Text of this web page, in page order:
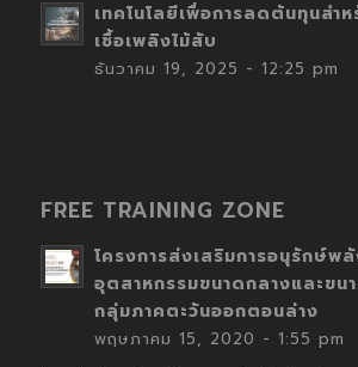
เทคโนโลยีเพื่อการลดต้นทุนสำห
เชื้อเพลิงไม้สับ
ธันวาคม 19, 2025 - 12:25 pm
FREE TRAINING ZONE
โครงการส่งเสริมการอนุรักษ์พลั
อุตสาหกรรมขนาดกลางและขน
กลุ่มภาคตะวันออกตอนล่าง
พฤษภาคม 15, 2020 - 1:55 pm